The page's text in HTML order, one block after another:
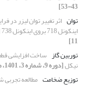
43-53]
توان
اینکونل 718 بروی اینکونل 738
11]
توربین گاز ساخت افزایشی
نیکل[دوره 9، شماره 3، 1401، صفحه 38-45]
توزیع ضخامت